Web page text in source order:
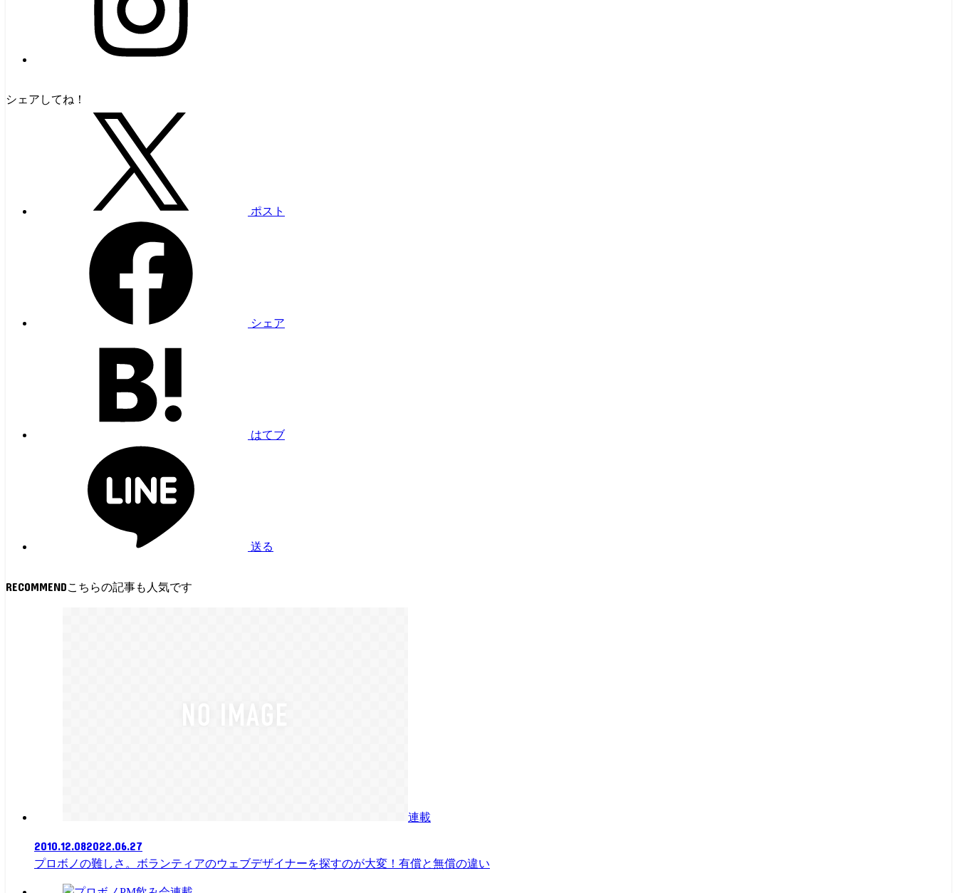
シェアしてね！
ポスト
シェア
はてブ
送る
RECOMMEND
連載
2010.12.082022.06.27
プロボノの難しさ。ボランティアのウェブデザイナーを探すのが大変！有償と無償の違い